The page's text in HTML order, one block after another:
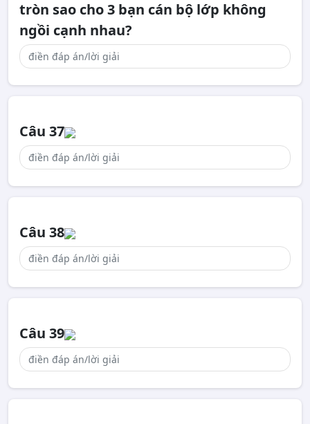
tròn sao cho 3 bạn cán bộ lớp không
ngồi cạnh nhau?
Câu 37
Câu 38
Câu 39